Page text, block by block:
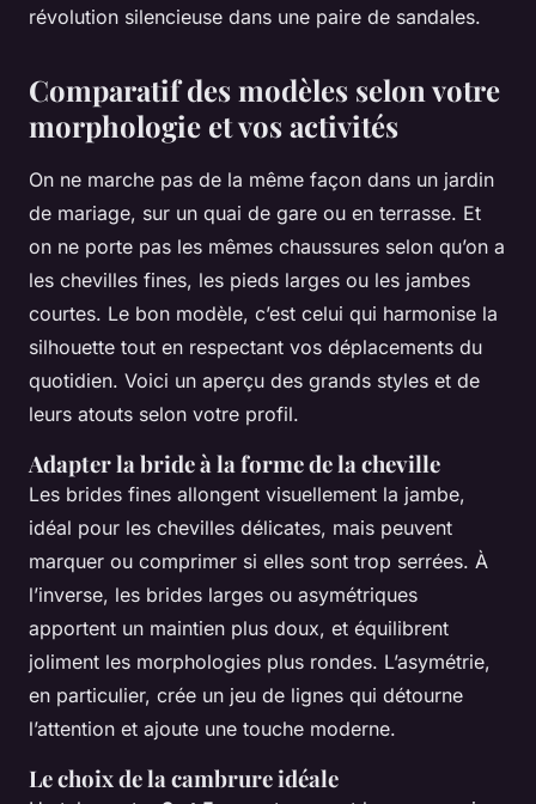
révolution silencieuse dans une paire de sandales.
Comparatif des modèles selon votre
morphologie et vos activités
On ne marche pas de la même façon dans un jardin
de mariage, sur un quai de gare ou en terrasse. Et
on ne porte pas les mêmes chaussures selon qu’on a
les chevilles fines, les pieds larges ou les jambes
courtes. Le bon modèle, c’est celui qui harmonise la
silhouette tout en respectant vos déplacements du
quotidien. Voici un aperçu des grands styles et de
leurs atouts selon votre profil.
Adapter la bride à la forme de la cheville
Les brides fines allongent visuellement la jambe,
idéal pour les chevilles délicates, mais peuvent
marquer ou comprimer si elles sont trop serrées. À
l’inverse, les brides larges ou asymétriques
apportent un maintien plus doux, et équilibrent
joliment les morphologies plus rondes. L’asymétrie,
en particulier, crée un jeu de lignes qui détourne
l’attention et ajoute une touche moderne.
Le choix de la cambrure idéale